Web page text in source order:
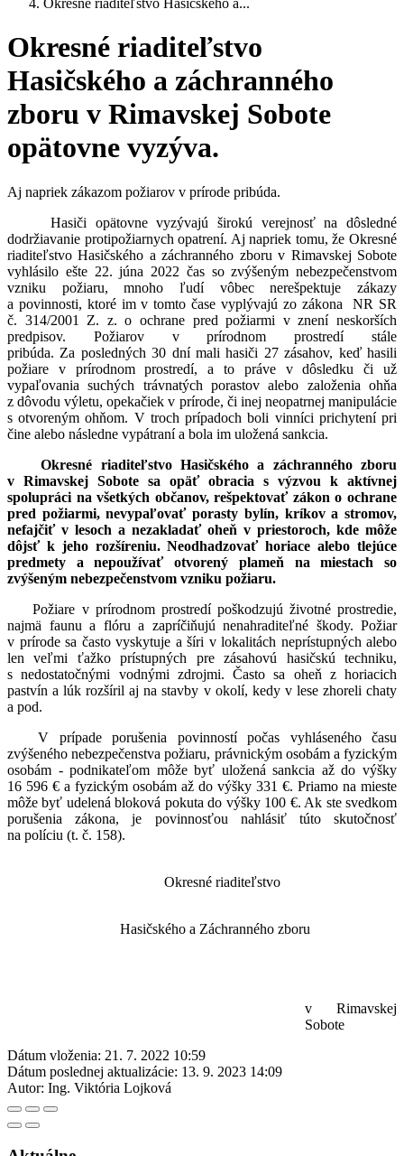
Okresné riaditeľstvo Hasičského a...
Okresné riaditeľstvo
Hasičského a záchranného
zboru v Rimavskej Sobote
opätovne vyzýva.
Aj napriek zákazom požiarov v prírode pribúda.
Hasiči opätovne vyzývajú širokú verejnosť na dôsledné
dodržiavanie protipožiarnych opatrení. Aj napriek tomu, že Okresné
riaditeľstvo Hasičského a záchranného zboru v Rimavskej Sobote
vyhlásilo ešte 22. júna 2022 čas so zvýšeným nebezpečenstvom
vzniku požiaru, mnoho ľudí vôbec nerešpektuje zákazy
a povinnosti, ktoré im v tomto čase vyplývajú zo zákona NR SR
č. 314/2001 Z. z. o ochrane pred požiarmi v znení neskorších
predpisov. Požiarov v prírodnom prostredí stále
pribúda. Za posledných 30 dní mali hasiči 27 zásahov, keď hasili
požiare v prírodnom prostredí, a to práve v dôsledku či už
vypaľovania suchých trávnatých porastov alebo založenia ohňa
z dôvodu výletu, opekačiek v prírode, či inej neopatrnej manipulácie
s otvoreným ohňom. V troch prípadoch boli vinníci prichytení pri
čine alebo následne vypátraní a bola im uložená sankcia.
Okresné riaditeľstvo Hasičského a záchranného zboru
v Rimavskej Sobote sa opäť obracia s výzvou k aktívnej
spolupráci na všetkých občanov, rešpektovať zákon o ochrane
pred požiarmi, nevypaľovať porasty bylín, kríkov a stromov,
nefajčiť v lesoch a nezakladať oheň v priestoroch, kde môže
dôjsť k jeho rozšíreniu. Neodhadzovať horiace alebo tlejúce
predmety a nepoužívať otvorený plameň na miestach so
zvýšeným nebezpečenstvom vzniku požiaru.
Požiare v prírodnom prostredí poškodzujú životné prostredie,
najmä faunu a flóru a zapríčiňujú nenahraditeľné škody. Požiar
v prírode sa často vyskytuje a šíri v lokalitách neprístupných alebo
len veľmi ťažko prístupných pre zásahovú hasičskú techniku,
s nedostatočnými vodnými zdrojmi. Často sa oheň z horiacich
pastvín a lúk rozšíril aj na stavby v okolí, kedy v lese zhoreli chaty
a pod.
V prípade porušenia povinností počas vyhláseného času
zvýšeného nebezpečenstva požiaru, právnickým osobám a fyzickým
osobám - podnikateľom môže byť uložená sankcia až do výšky
16 596 € a fyzickým osobám až do výšky 331 €. Priamo na mieste
môže byť udelená bloková pokuta do výšky 100 €. Ak ste svedkom
porušenia zákona, je povinnosťou nahlásiť túto skutočnosť
na políciu (t. č. 158).
Okresné riaditeľstvo
Hasičského a Záchranného zboru
v Rimavskej
Sobote
Dátum vloženia: 21. 7. 2022 10:59
Dátum poslednej aktualizácie: 13. 9. 2023 14:09
Autor: Ing. Viktória Lojková